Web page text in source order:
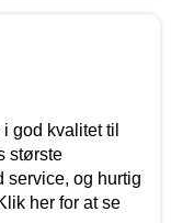
god kvalitet til
største
service, og hurtig
her for at se